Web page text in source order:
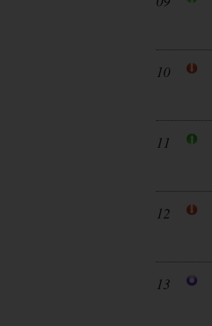
10
11
12
13